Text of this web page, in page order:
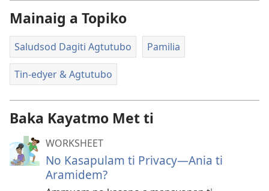
Mainaig a Topiko
Saludsod Dagiti Agtutubo Pamilia
Tin-edyer & Agtutubo
Baka Kayatmo Met ti
WORKSHEET
No Kasapulam ti Privacy​—Ania ti
Aramidem?